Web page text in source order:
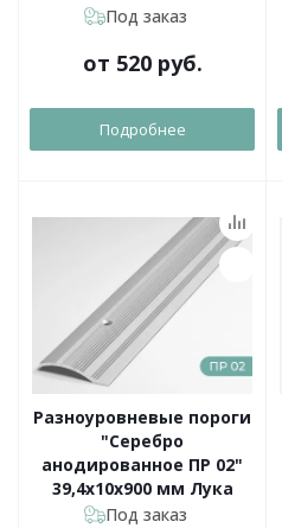
Под заказ
от 520 руб.
Подробнее
Разноуровневые пороги
"Серебро
анодированное ПР 02"
39,4х10х900 мм Лука
Под заказ